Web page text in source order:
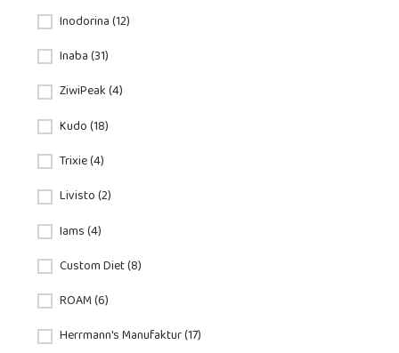
Inodorina (12)
Inaba (31)
ZiwiPeak (4)
Kudo (18)
Trixie (4)
Livisto (2)
Iams (4)
Custom Diet (8)
ROAM (6)
Herrmann's Manufaktur (17)